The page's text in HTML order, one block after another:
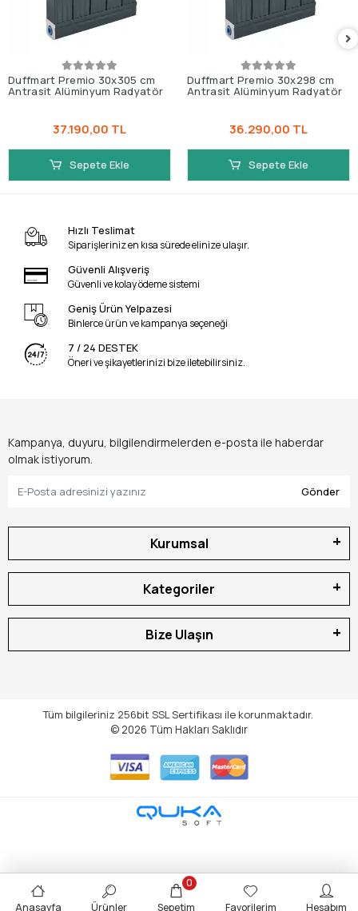
Duffmart Premio 30x305 cm
Antrasit Alüminyum Radyatör
37.190,00 TL
Sepete Ekle
Duffmart Premio 30x298 cm
Antrasit Alüminyum Radyatör
36.290,00 TL
Sepete Ekle
Hızlı Teslimat
Siparişleriniz en kısa sürede elinize ulaşır.
Güvenli Alışveriş
Güvenli ve kolay ödeme sistemi
Geniş Ürün Yelpazesi
Binlerce ürün ve kampanya seçeneği
7 / 24 DESTEK
Öneri ve şikayetlerinizi bize iletebilirsiniz.
Kampanya, duyuru, bilgilendirmelerden e-posta ile haberdar
olmak istiyorum.
Gönder
Kurumsal
Kategoriler
Bize Ulaşın
Tüm bilgileriniz 256bit SSL Sertifikası ile korunmaktadır.
© 2026 Tüm Hakları Saklıdır
Anasayfa Ürünler Sepetim
0
Favorilerim
Hesabım